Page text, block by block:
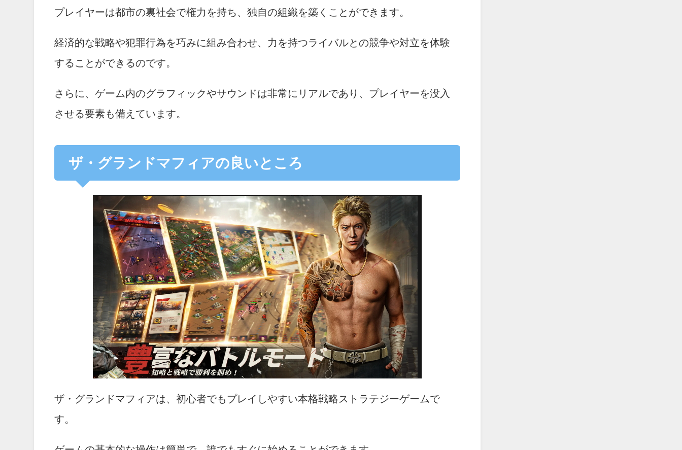
プレイヤーは都市の裏社会で権力を持ち、独自の組織を築くことができます。
経済的な戦略や犯罪行為を巧みに組み合わせ、力を持つライバルとの競争や対立を体験
することができるのです。
さらに、ゲーム内のグラフィックやサウンドは非常にリアルであり、プレイヤーを没入
させる要素も備えています。
ザ・グランドマフィアの良いところ
ザ・グランドマフィアは、初心者でもプレイしやすい本格戦略ストラテジーゲームで
す。